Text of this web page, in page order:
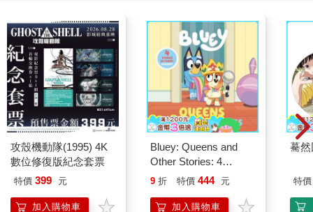
攻殼機動隊(1995) 4K
數位修復版紀念套票
特價 399 元
加入購物車
Bluey: Queens and
Other Stories: 4
Stories in 1 Book.
9 折 特價 444 元
加入購物車
驀
特價